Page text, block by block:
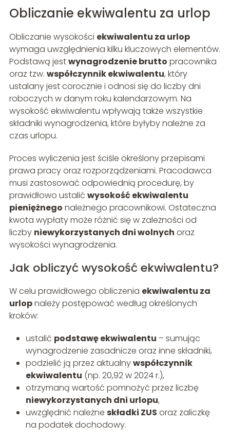
Obliczanie ekwiwalentu za urlop
Obliczanie wysokości ekwiwalentu za urlop
wymaga uwzględnienia kilku kluczowych elementów.
Podstawą jestwynagrodzenie brutto pracownika
oraz tzw. współczynnik ekwiwalentu, który
ustalany jest corocznie i odnosi się do liczby dni
roboczych w danym roku kalendarzowym. Na
wysokość ekwiwalentu wpływają także wszystkie
składniki wynagrodzenia, które byłyby należne za
czas urlopu.
Proces wyliczenia jest ściśle określony przepisami
prawa pracy oraz rozporządzeniami. Pracodawca
musi zastosować odpowiednią procedurę, by
prawidłowo ustalić wysokość ekwiwalentu
pieniężnego należnego pracownikowi. Ostateczna
kwota wypłaty może różnić się w zależności od
liczby niewykorzystanych dni wolnych oraz
wysokości wynagrodzenia.
Jak obliczyć wysokość ekwiwalentu?
W celu prawidłowego obliczenia ekwiwalentu za
urlopnależy postępować według określonych
kroków:
ustalić podstawę ekwiwalentu – sumując
wynagrodzenie zasadnicze oraz inne składniki,
podzielić ją przez aktualnywspółczynnik
ekwiwalentu (np. 20,92 w 2024 r.),
otrzymaną wartość pomnożyć przez liczbę
niewykorzystanych dni urlopu,
uwzględnić należne składki ZUS oraz zaliczkę
na podatek dochodowy.